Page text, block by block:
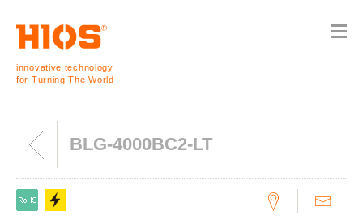
innovative technology
for Turning The World
BLG-4000BC2-LT